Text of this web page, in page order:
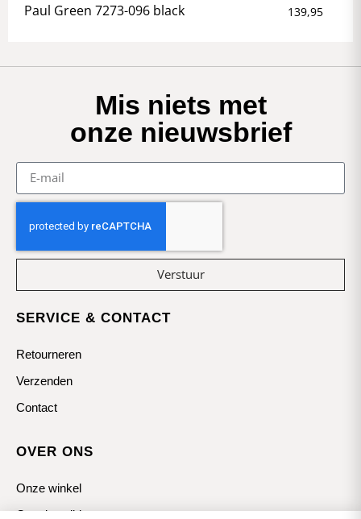
Paul Green 7273-096 black 139,95
Mis niets met
onze nieuwsbrief
Verstuur
SERVICE & CONTACT
Retourneren
Verzenden
Contact
OVER ONS
Onze winkel
Openingstijden